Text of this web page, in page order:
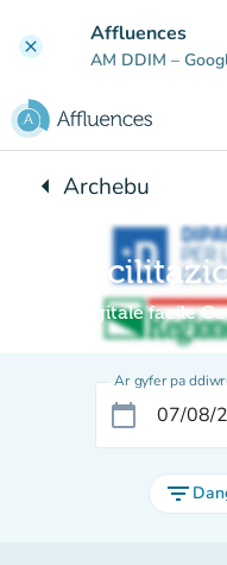
clear Affluences
AM DDIM –
arrow_leftYn ôl i:
Archebu
Digitale facile
Ar gyfer pa
calendar_today
filter_list